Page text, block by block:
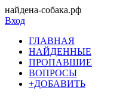
найдена-собака.рф
Вход
ГЛАВНАЯ
НАЙДЕННЫЕ
ПРОПАВШИЕ
ВОПРОСЫ
+ДОБАВИТЬ